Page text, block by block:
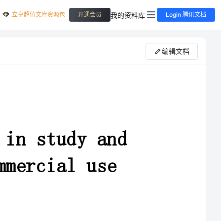
立享超值文库资源包 开通会员 我的资料库 Login 腾讯文档
编辑文档